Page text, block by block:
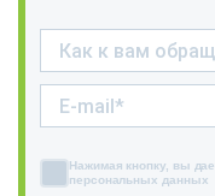
Нажимая кнопку, вы
персональных данных